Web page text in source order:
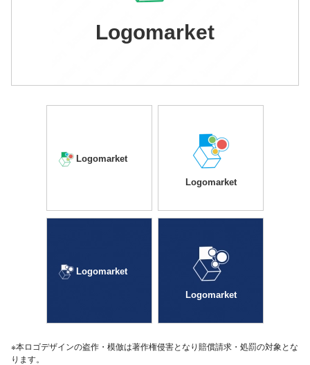
Logomarket
Logomarket
Logomarket
Logomarket
Logomarket
※本ロゴデザインの盗作・模倣は著作権侵害となり賠償請求・処罰の対象とな
ります。